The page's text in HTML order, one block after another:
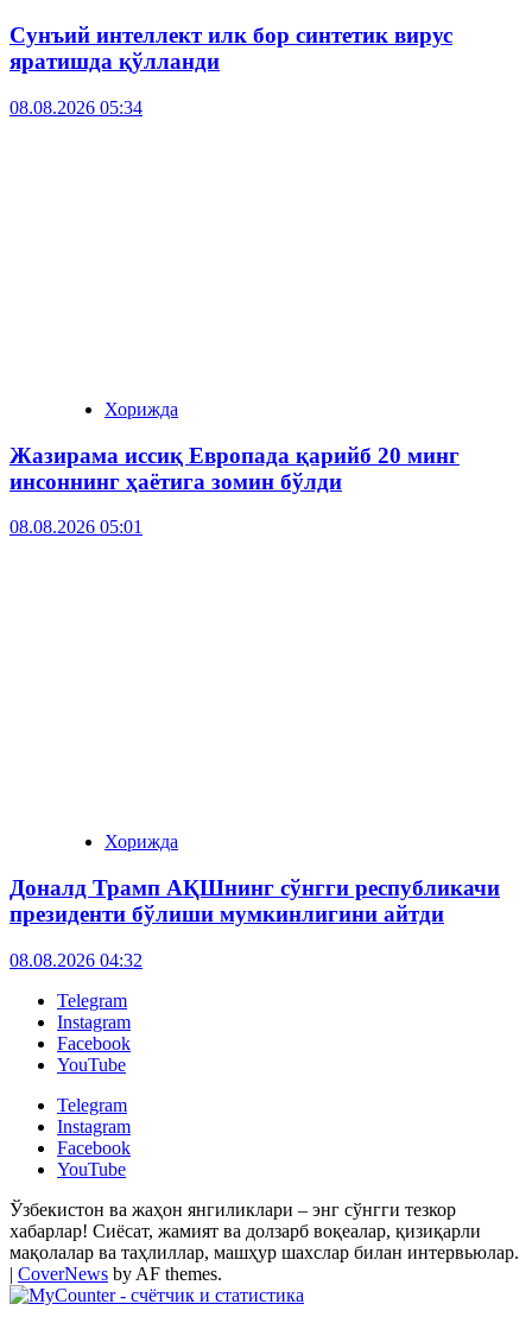
Сунъий интеллект илк бор синтетик вирус
яратишда қўлланди
08.08.2026 05:34
Хорижда
Жазирама иссиқ Европада қарийб 20 минг
инсоннинг ҳаётига зомин бўлди
08.08.2026 05:01
Хорижда
Доналд Трамп АҚШнинг сўнгги республикачи
президенти бўлиши мумкинлигини айтди
08.08.2026 04:32
Telegram
Instagram
Facebook
YouTube
Telegram
Instagram
Facebook
YouTube
Ўзбекистон ва жаҳон янгиликлари – энг сўнгги тезкор
хабарлар! Сиёсат, жамият ва долзарб воқеалар, қизиқарли
мақолалар ва таҳлиллар, машҳур шахслар билан интервьюлар.
| CoverNews by AF themes.